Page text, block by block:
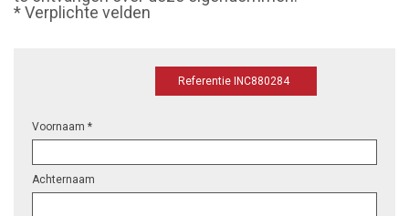
* Verplichte velden
Referentie INC880284
Voornaam *
Achternaam